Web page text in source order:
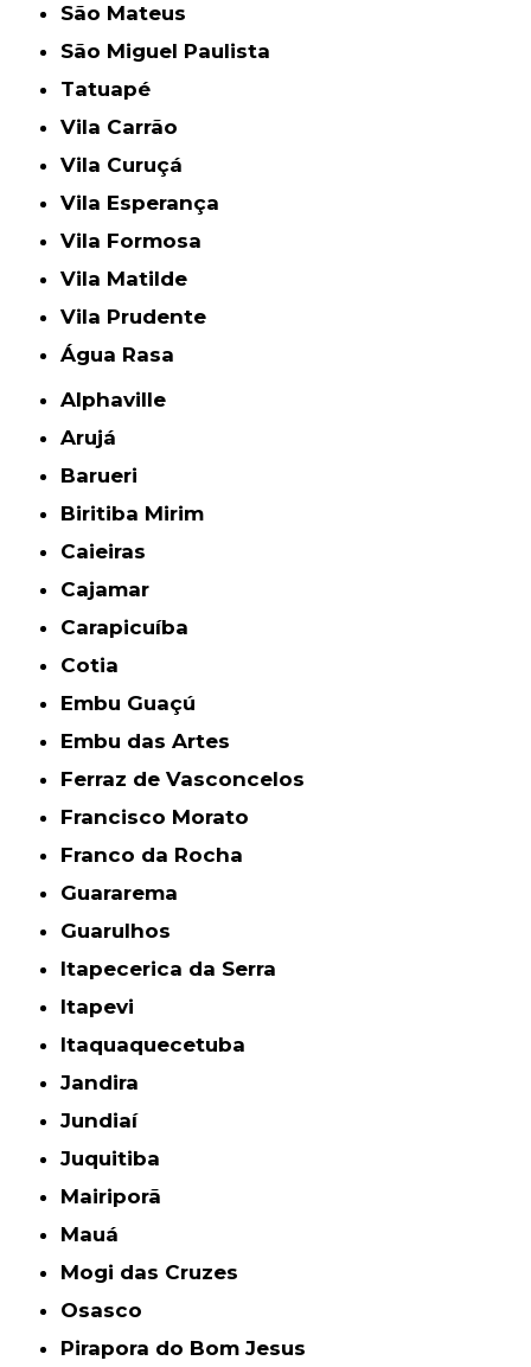
São Mateus
São Miguel Paulista
Tatuapé
Vila Carrão
Vila Curuçá
Vila Esperança
Vila Formosa
Vila Matilde
Vila Prudente
Água Rasa
Alphaville
Arujá
Barueri
Biritiba Mirim
Caieiras
Cajamar
Carapicuíba
Cotia
Embu Guaçú
Embu das Artes
Ferraz de Vasconcelos
Francisco Morato
Franco da Rocha
Guararema
Guarulhos
Itapecerica da Serra
Itapevi
Itaquaquecetuba
Jandira
Jundiaí
Juquitiba
Mairiporã
Mauá
Mogi das Cruzes
Osasco
Pirapora do Bom Jesus